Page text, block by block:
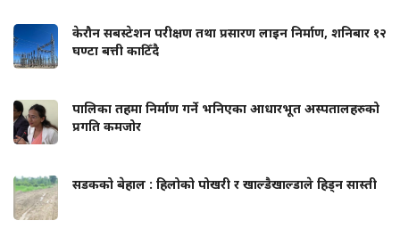
केरौन सबस्टेशन परीक्षण तथा प्रसारण लाइन निर्माण, शनिबार १२
घण्टा बत्ती काटिँदै
पालिका तहमा निर्माण गर्ने भनिएका आधारभूत अस्पतालहरुको
प्रगति कमजोर
सडकको बेहाल : हिलोको पोखरी र खाल्डैखाल्डाले हिड्न सास्ती